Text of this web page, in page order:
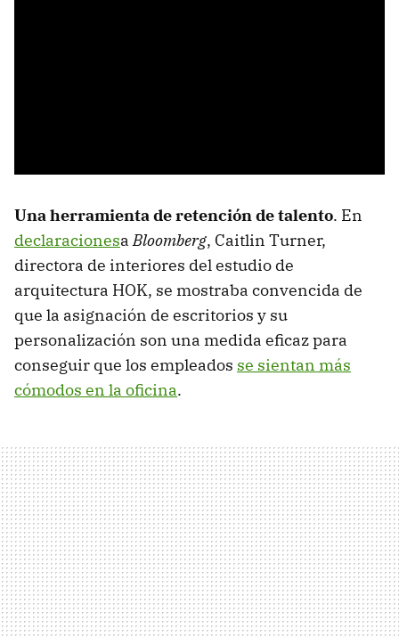
Una herramienta de retención de talento. En
declaracionesaBloomberg, Caitlin Turner,
directora de interiores del estudio de
arquitectura HOK, se mostraba convencida de
que la asignación de escritorios y su
personalización son una medida eficaz para
conseguir que los empleados se sientan más
cómodos en la oficina.